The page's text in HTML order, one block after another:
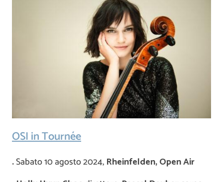
OSI in Tournée
.Sabato 10 agosto 2024, Rheinfelden, Open Air